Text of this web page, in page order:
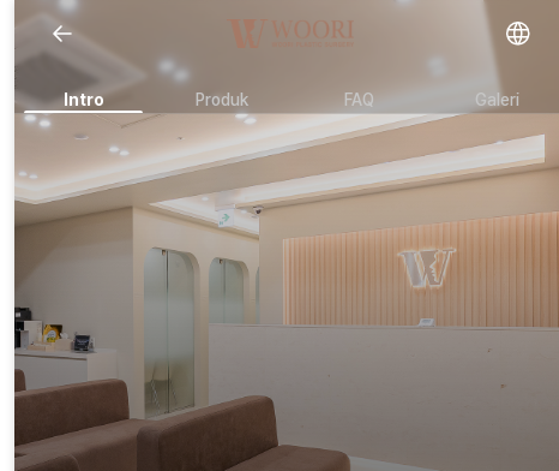
Intro Produk FAQ Galeri
Open representative images